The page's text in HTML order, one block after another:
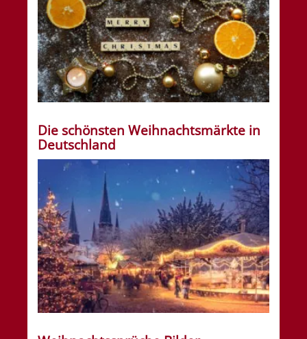
Die schönsten Weihnachtsmärkte in
Deutschland